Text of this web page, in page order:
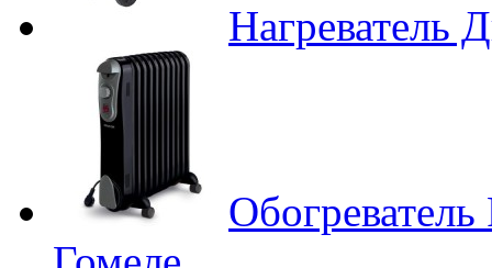
Нагреватель